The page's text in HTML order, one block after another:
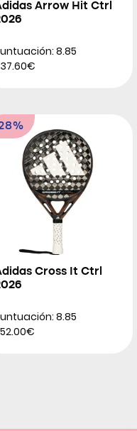
Arrow Hit Ctrl
8.85
Cross It Ctrl
8.85